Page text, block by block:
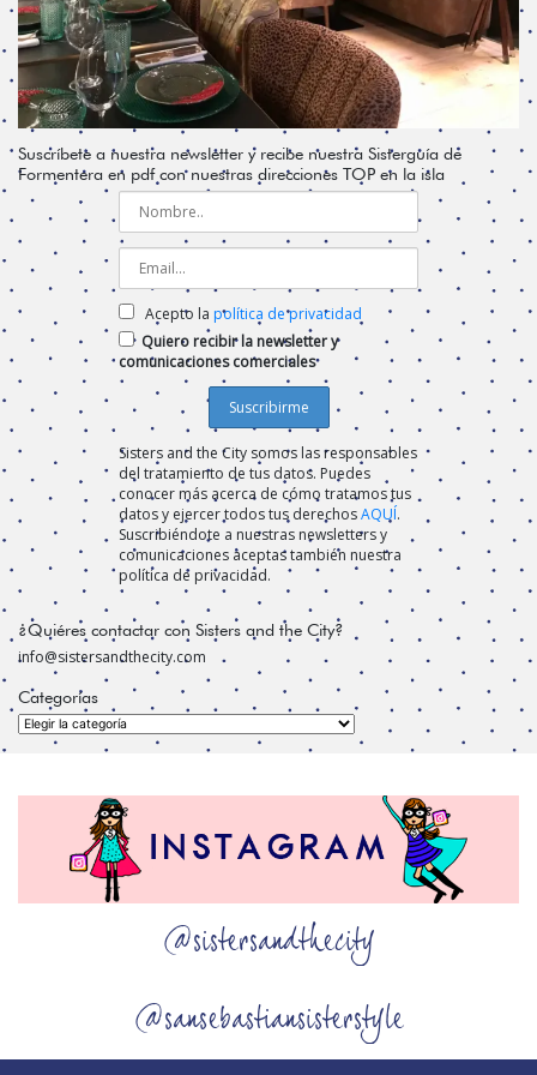
Suscríbete a nuestra newsletter y recibe nuestra Sisterguía de
Formentera en pdf con nuestras direcciones TOP en la isla
Acepto la política de privacidad
Quiero recibir la newsletter y
comunicaciones comerciales
Sisters and the City somos las responsables
del tratamiento de tus datos. Puedes
conocer más acerca de cómo tratamos tus
datos y ejercer todos tus derechosAQUÍ.
Suscribiéndote a nuestras newsletters y
comunicaciones aceptas también nuestra
política de privacidad.
¿Quiéres contactar con Sisters and the City?
info@sistersandthecity.com
Categorías
Categorías
@sistersandthecity
@sansebastiansisterstyle